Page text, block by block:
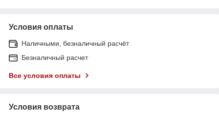
Условия оплаты
Наличными, безналичный расчёт
Безналичный расчет
Все условия оплаты
Условия возврата